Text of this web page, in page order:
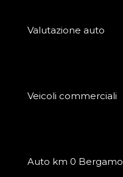
Valutazione auto
Veicoli commerciali
Auto km 0 Bergamo